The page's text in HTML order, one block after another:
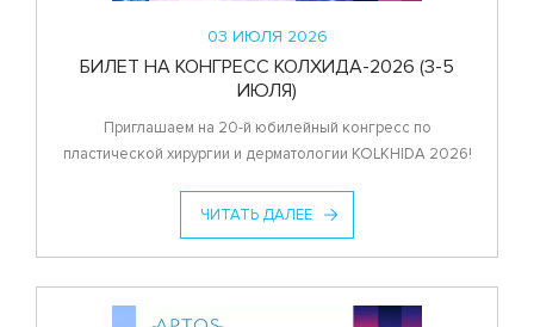
03 ИЮЛЯ 2026
БИЛЕТ НА КОНГРЕСС КОЛХИДА-2026 (3-5
ИЮЛЯ)
Приглашаем на 20-й юбилейный конгресс по
пластической хирургии и дерматологии KOLKHIDA 2026!
ЧИТАТЬ ДАЛЕЕ